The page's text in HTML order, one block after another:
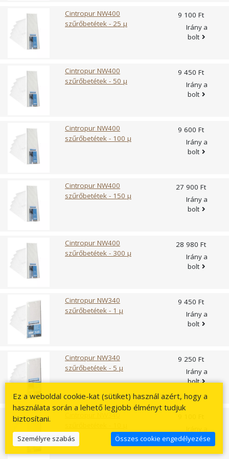
ezekett nem tartalmazza.
Cintropur NW400
szűrőbetétek - 25 µ
9 100 Ft
Irány a
bolt
Cintropur NW400
szűrőbetétek - 50 µ
9 450 Ft
Irány a
bolt
Cintropur NW400
szűrőbetétek - 100 µ
9 600 Ft
Irány a
bolt
Cintropur NW400
szűrőbetétek - 150 µ
27 900 Ft
Irány a
bolt
Cintropur NW400
szűrőbetétek - 300 µ
28 980 Ft
Irány a
bolt
Cintropur NW340
szűrőbetétek - 1 µ
9 450 Ft
Irány a
bolt
Cintropur NW340
szűrőbetétek - 5 µ
9 250 Ft
Irány a
bolt
Cintropur NW340
bolt
Ez a weboldal cookie-kat (sütiket) használ azért, hogy a
használata során a lehető legjobb élményt tudjuk
biztosítani.
Személyre szabás Összes cookie engedélyezése